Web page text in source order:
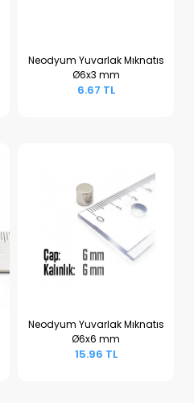
Sepete Ekle
Neodyum Yuvarlak Mıknatıs
Ø6x3 mm
6.67 TL
Sepete Ekle
Neodyum Yuvarlak Mıknatıs
Ø6x6 mm
15.96 TL